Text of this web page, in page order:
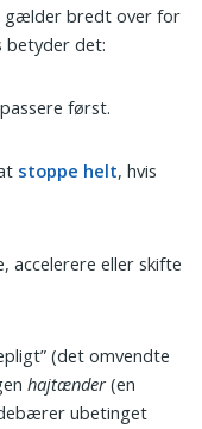
gælder bredt over for
betyder det:
først.
stoppe helt, hvis
accelerere eller skifte
(det omvendte
hajtænder (en
ubetinget